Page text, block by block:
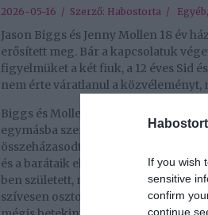
If you wish
sensitive
confirm
continue
2026-05-16 / Szerző: Habostorta / Egyéb,
Jason Biggs és Jenny Mollen 18 év
erősített meg. Bár a kapcsolatuk
figyelmüket a két fiuk, a 12 éves Sid
nem érte váratlanul a
Biggs és Mollen 2007-ben
egymásba szerettek. 2008
összeházasodtak. Később,
és a barátaik előtt megújították a
ben született, majd három évvel
szívesen osztották meg